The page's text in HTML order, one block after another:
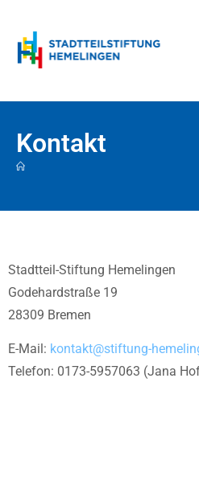
Kontakt
Stadtteil-Stiftung Hemelingen
Godehardstraße 19
28309 Bremen
E-Mail: kontakt@stiftung-
Telefon: 0173-5957063 (Jana